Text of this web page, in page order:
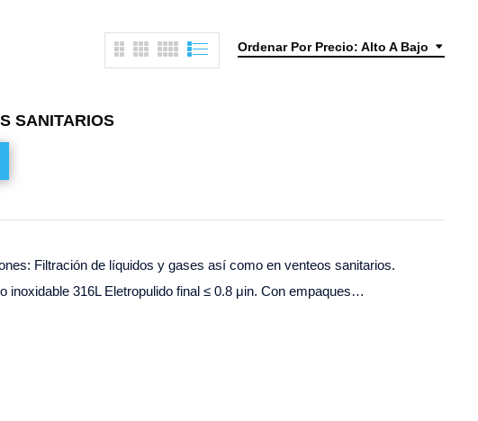
Ordenar Por Precio: Alto A Bajo
SANITARIOS
Filtración de líquidos y gases así como en venteos sanitarios.
inoxidable 316L Eletropulido final ≤ 0.8 μin. Con empaques…